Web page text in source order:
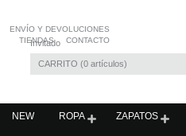
Invitado
CARRITO 0 artículos
ENVÍO Y DEVOLUCIONES
TIENDAS
CONTACTO
NEW ROPA ZAPATOS